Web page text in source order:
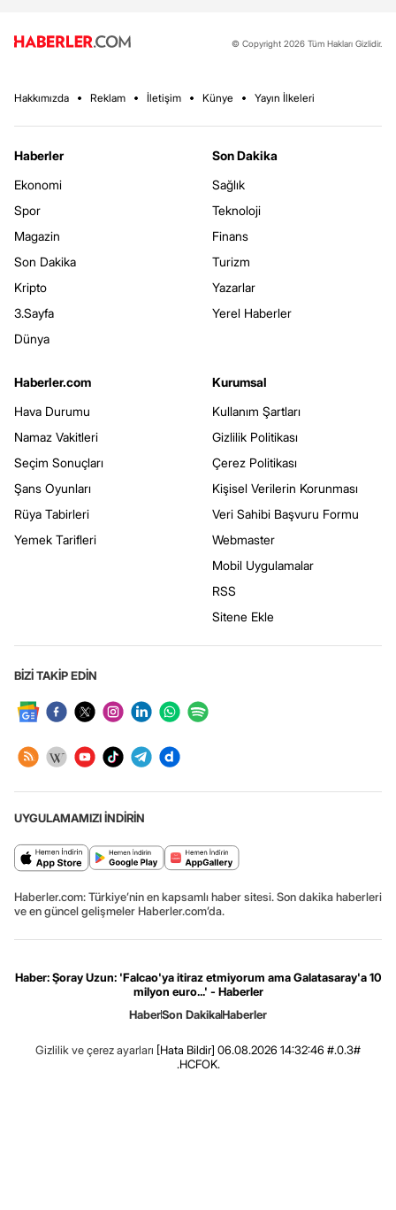
© Copyright 2026 Tüm Hakları Gizlidir.
Hakkımızda Reklam İletişim Künye Yayın İlkeleri
Haberler
Ekonomi
Spor
Magazin
Son Dakika
Kripto
3.Sayfa
Dünya
Son Dakika
Sağlık
Teknoloji
Finans
Turizm
Yazarlar
Yerel Haberler
Haberler.com
Hava Durumu
Namaz Vakitleri
Seçim Sonuçları
Şans Oyunları
Rüya Tabirleri
Yemek Tarifleri
Kurumsal
Kullanım Şartları
Gizlilik Politikası
Çerez Politikası
Kişisel Verilerin Korunması
Veri Sahibi Başvuru Formu
Webmaster
Mobil Uygulamalar
RSS
Sitene Ekle
BİZİ TAKİP EDİN
UYGULAMAMIZI İNDİRİN
Haberler.com: Türkiye’nin en kapsamlı haber sitesi. Son dakika haberleri
ve en güncel gelişmeler Haberler.com’da.
Haber: Şoray Uzun: 'Falcao'ya itiraz etmiyorum ama Galatasaray'a 10
milyon euro...' - Haberler
HaberSon DakikaHaberler
Gizlilik ve çerez ayarları [Hata Bildir] 06.08.2026 14:32:46 #.0.3#
.HCFOK.